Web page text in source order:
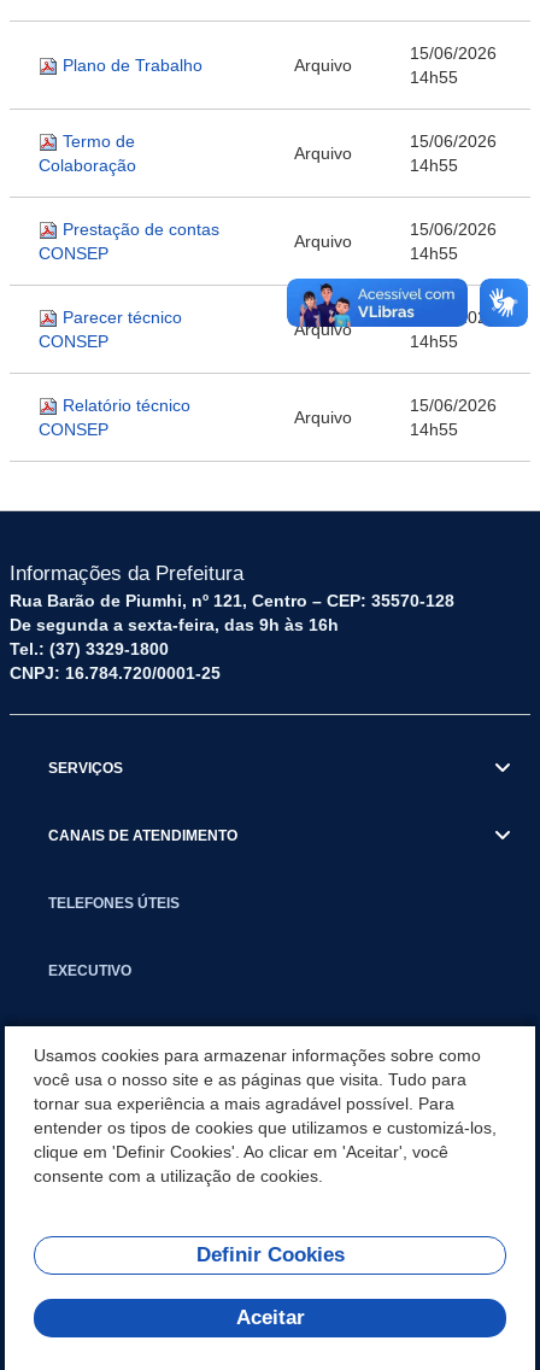
Plano de Trabalho Arquivo
15/06/2026
14h55
Termo de
Colaboração
Arquivo
15/06/2026
14h55
Prestação de contas
CONSEP
Arquivo
15/06/2026
14h55
Parecer técnico
CONSEP
Arquivo
15/06/2026
14h55
Relatório técnico
CONSEP
Arquivo
15/06/2026
14h55
Informações da Prefeitura
Rua Barão de Piumhi, nº 121, Centro – CEP: 35570-128
De segunda a sexta-feira, das 9h às 16h
Tel.: (37) 3329-1800
CNPJ: 16.784.720/0001-25
SERVIÇOS
CANAIS DE ATENDIMENTO
TELEFONES ÚTEIS
EXECUTIVO
APLICATIVO
PARCERIAS E EMENDAS IMPOSITIVAS MUNICIPAIS
REDES SOCIAIS
Usamos cookies para armazenar informações sobre como
você usa o nosso site e as páginas que visita. Tudo para
tornar sua experiência a mais agradável possível. Para
entender os tipos de cookies que utilizamos e customizá-los,
clique em 'Definir Cookies'. Ao clicar em 'Aceitar', você
consente com a utilização de cookies.
Definir Cookies
Aceitar